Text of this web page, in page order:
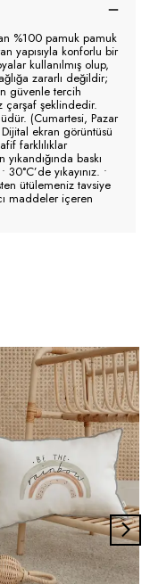
%100 pamuk pamuk
yapısıyla konforlu bir
kullanılmış olup,
zararlı değildir;
güvenle tercih
çarşaf şeklindedir.
(Cumartesi, Pazar
ekran görüntüsü
farklılıklar
baskı
yıkayınız. •
ütülemeniz tavsiye
maddeler içeren